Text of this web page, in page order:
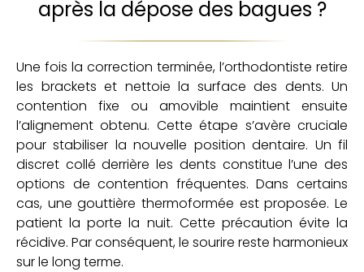
après la dépose des bagues ?
Une fois la correction terminée, l’orthodontiste retire
les brackets et nettoie la surface des dents. Un
contention fixe ou amovible maintient ensuite
l’alignement obtenu. Cette étape s’avère cruciale
pour stabiliser la nouvelle position dentaire. Un fil
discret collé derrière les dents constitue l’une des
options de contention fréquentes. Dans certains
cas, une gouttière thermoformée est proposée. Le
patient la porte la nuit. Cette précaution évite la
récidive. Par conséquent, le sourire reste harmonieux
sur le long terme.